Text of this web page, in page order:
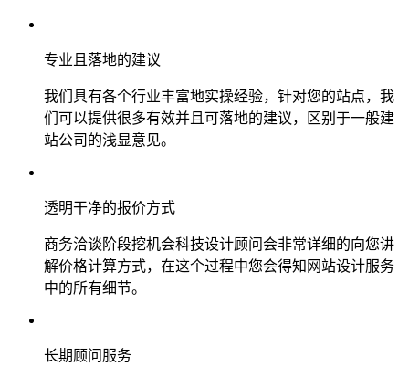
专业且落地的建议
我们具有各个行业丰富地实操经验，针对您的站点，我
们可以提供很多有效并且可落地的建议，区别于一般建
站公司的浅显意见。
透明干净的报价方式
商务洽谈阶段挖机会科技设计顾问会非常详细的向您讲
解价格计算方式，在这个过程中您会得知网站设计服务
中的所有细节。
长期顾问服务